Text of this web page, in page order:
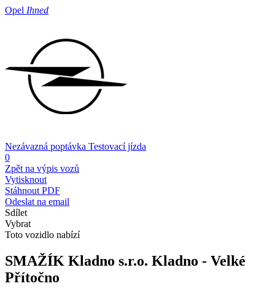
Opel Ihned
Nezávazná poptávka Testovací jízda
0
Zpět na výpis vozů
Vytisknout
Stáhnout PDF
Odeslat na email
Sdílet
Vybrat
Toto vozidlo nabízí
SMAŽÍK Kladno s.r.o. Kladno - Velké
Přítočno